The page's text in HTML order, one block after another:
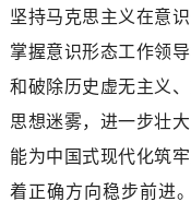
坚持马克思主义在意
掌握意识形态工作领
和破除历史虚无主义
思想迷雾，进一步壮
能为中国式现代化筑
着正确方向稳步前进